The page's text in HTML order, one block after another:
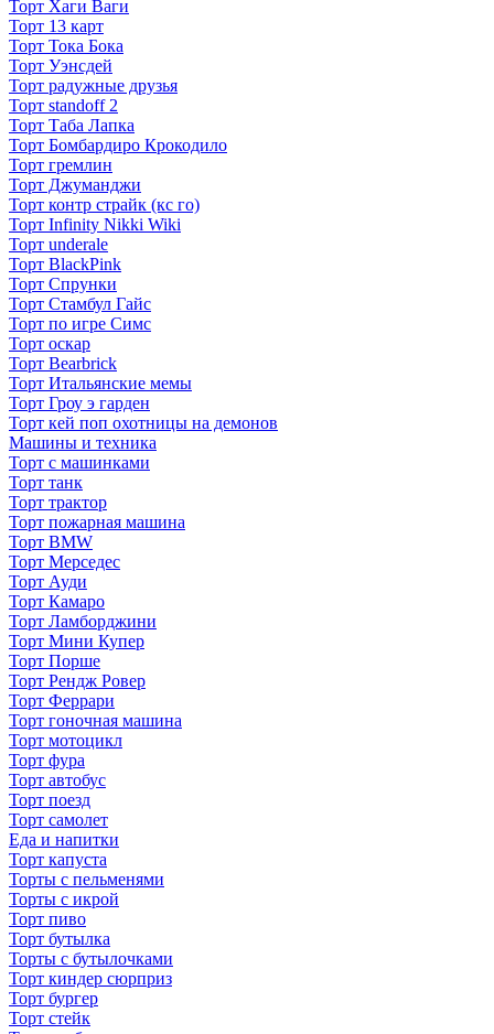
Торт Хаги Ваги
Торт 13 карт
Торт Тока Бока
Торт Уэнсдей
Торт радужные друзья
Торт standoff 2
Торт Таба Лапка
Торт Бомбардиро Крокодило
Торт гремлин
Торт Джуманджи
Торт контр страйк (кс го)
Торт Infinity Nikki Wiki
Торт underale
Торт BlackPink
Торт Спрунки
Торт Стамбул Гайс
Торт по игре Симс
Торт оскар
Торт Bearbrick
Торт Итальянские мемы
Торт Гроу э гарден
Торт кей поп охотницы на демонов
Машины и техника
Торт с машинками
Торт танк
Торт трактор
Торт пожарная машина
Торт BMW
Торт Мерседес
Торт Ауди
Торт Камаро
Торт Ламборджини
Торт Мини Купер
Торт Порше
Торт Рендж Ровер
Торт Феррари
Торт гоночная машина
Торт мотоцикл
Торт фура
Торт автобус
Торт поезд
Торт самолет
Еда и напитки
Торт капуста
Торты с пельменями
Торты с икрой
Торт пиво
Торт бутылка
Торты с бутылочками
Торт киндер сюрприз
Торт бургер
Торт стейк